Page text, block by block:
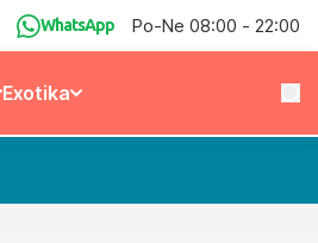
WhatsApp Po-Ne 08:00 - 22:00
Exotika